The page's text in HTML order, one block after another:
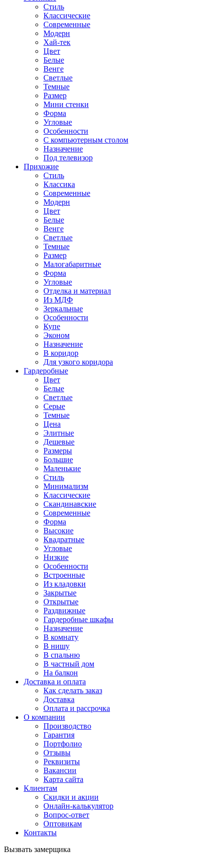
Стиль
Классические
Современные
Модерн
Хай-тек
Цвет
Белые
Венге
Светлые
Темные
Размер
Мини стенки
Форма
Угловые
Особенности
С компьютерным столом
Назначение
Под телевизор
Прихожие
Стиль
Классика
Современные
Модерн
Цвет
Белые
Венге
Светлые
Темные
Размер
Малогабаритные
Форма
Угловые
Отделка и материал
Из МДФ
Зеркальные
Особенности
Купе
Эконом
Назначение
В коридор
Для узкого коридора
Гардеробные
Цвет
Белые
Светлые
Серые
Темные
Цена
Элитные
Дешевые
Размеры
Большие
Маленькие
Стиль
Минимализм
Классические
Скандинавские
Современные
Форма
Высокие
Квадратные
Угловые
Низкие
Особенности
Встроенные
Из кладовки
Закрытые
Открытые
Раздвижные
Гардеробные шкафы
Назначение
В комнату
В нишу
В спальню
В частный дом
На балкон
Доставка и оплата
Как сделать заказ
Доставка
Оплата и рассрочка
О компании
Производство
Гарантия
Портфолио
Отзывы
Реквизиты
Вакансии
Карта сайта
Клиентам
Скидки и акции
Онлайн-калькулятор
Вопрос-ответ
Оптовикам
Контакты
Вызвать замерщика